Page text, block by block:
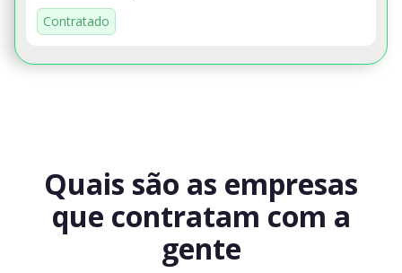
Contratado
Quais são as empresas
que contratam com a
gente